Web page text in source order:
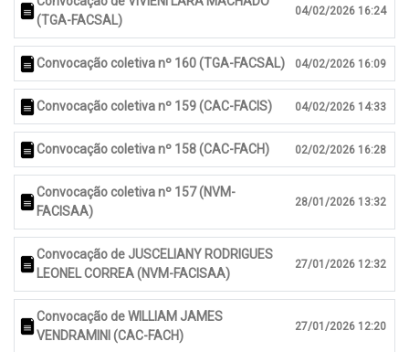
(TGA-FACSAL)
04/02/2026 16:24
Convocação coletiva nº 160 (TGA-FACSAL) 04/02/2026 16:09
Convocação coletiva nº 159 (CAC-FACIS) 04/02/2026 14:33
Convocação coletiva nº 158 (CAC-FACH) 02/02/2026 16:28
Convocação coletiva nº 157 (NVM-
FACISAA)
28/01/2026 13:32
Convocação de JUSCELIANY RODRIGUES
LEONEL CORREA (NVM-FACISAA)
27/01/2026 12:32
Convocação de WILLIAM JAMES
VENDRAMINI (CAC-FACH)
27/01/2026 12:20